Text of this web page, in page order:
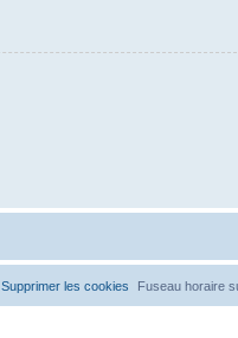
Fuseau horaire
Supprimer les cookies